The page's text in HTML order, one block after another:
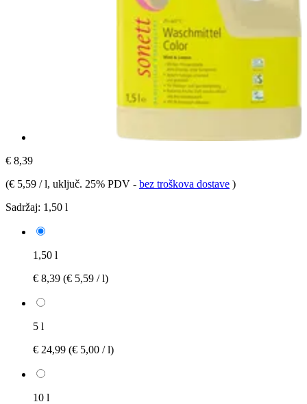
€ 8,39
(€ 5,59 / l, uključ. 25% PDV - bez troškova dostave )
Sadržaj: 1,50 l
1,50 l
€ 8,39 (€ 5,59 / l)
5 l
€ 24,99 (€ 5,00 / l)
10 l